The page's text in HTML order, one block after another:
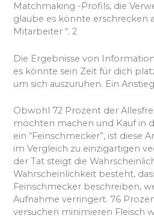
Matchmaking -Profils, die
glaube es könnte erschrecken
Mitarbeiter “. 2
Die Ergebnisse von
es könnte sein Zeit für dich
um sich auszuruhen. Ein
Obwohl 72 Prozent der
möchten machen und Kauf in
ein “Feinschmecker”, ist diese
im Vergleich zu einzigartigen
der Tat steigt die
Wahrscheinlichkeit besteht,
Feinschmecker beschreiben,
Aufnahme verringert. 76
versuchen minimieren Fleisch